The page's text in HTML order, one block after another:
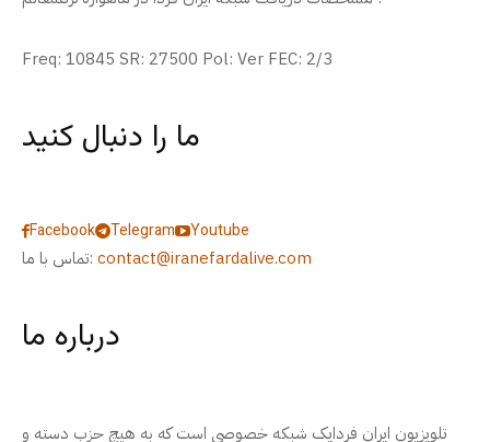
Freq: 10845 SR: 27500 Pol: Ver FEC: 2/3
ما را دنبال کنید
Facebook Telegram
Youtube
تماس با ما: contact@iranefardalive.com
درباره ما
تلویزیون ایران فردایک شبکه خصوصی است که به هیچ حزب دسته و